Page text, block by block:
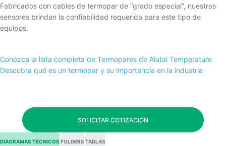
Fabricados con cables de termopar de “grado especial”, nuestros
sensores brindan la confiabilidad requerida para este tipo de
equipos.
Conozca la lista completa de Termopares de Alutal Temperature
Descubra qué es un termopar y su importancia en la industria
SOLICITAR COTIZACIÓN
DIAGRAMAS TECNICOS FOLDERS TABLAS